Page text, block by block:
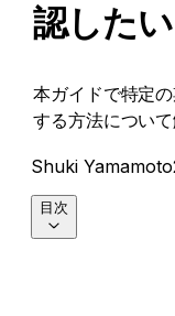
認したい
本ガイドで特定
する方法について
Shuki Yamamoto
目次